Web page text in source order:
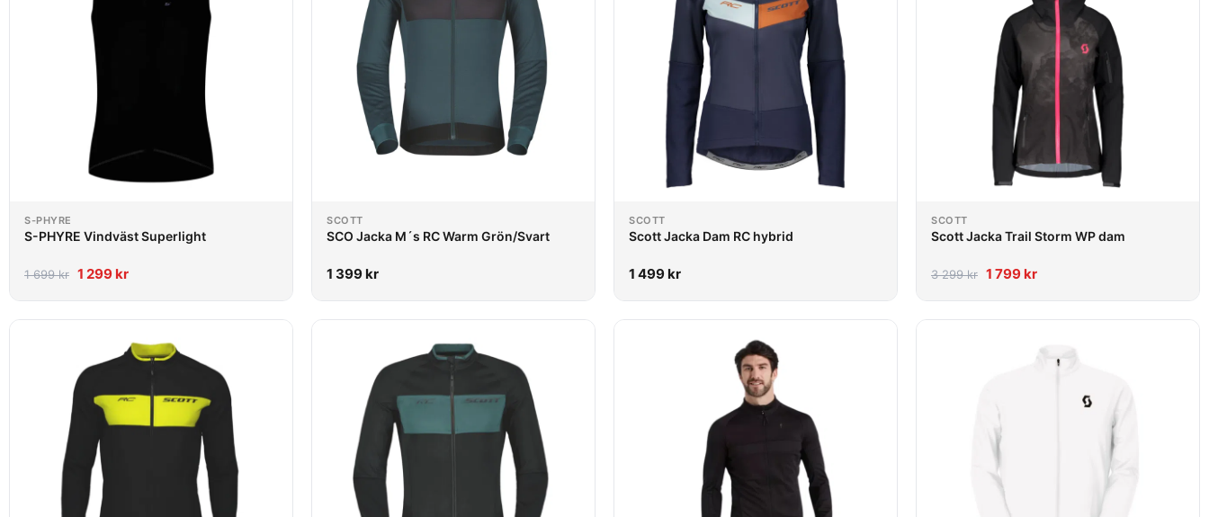
S-PHYRE
S-PHYRE Vindväst Superlight
1 699kr 1 299 kr
SCOTT
SCO Jacka M´s RC Warm Grön/Svart
1 399kr
SCOTT
Scott Jacka Dam RC hybrid
1 499kr
SCOTT
Scott Jacka Trail Storm WP dam
3 299kr 1 799 kr